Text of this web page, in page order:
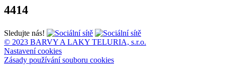
4414
Sledujte nás!
© 2023 BARVY A LAKY TELURIA, s.r.o.
Nastavení cookies
Zásady používání souboru cookies